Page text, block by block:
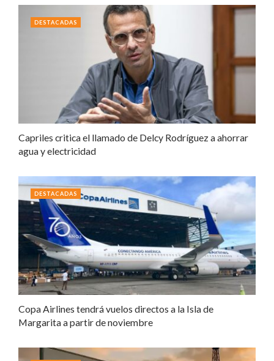
Capriles critica el llamado de Delcy Rodríguez a ahorrar
agua y electricidad
DESTACADAS
Copa Airlines tendrá vuelos directos a la Isla de
Margarita a partir de noviembre
DESTACADAS